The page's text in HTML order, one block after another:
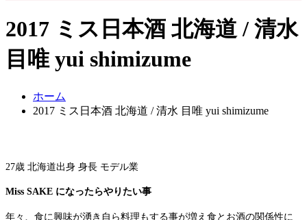
2017 ミス日本酒 北海道 / 清水
目唯 yui shimizume
ホーム
2017 ミス日本酒 北海道 / 清水 目唯 yui shimizume
27歳 北海道出身 身長 モデル業
Miss SAKE になったらやりたい事
年々、食に興味が湧き自ら料理もする事が増え食とお酒の関係性に